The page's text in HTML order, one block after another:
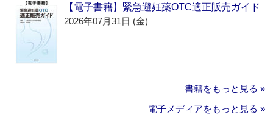
【電子書籍】緊急避妊薬OTC適正販売ガイド
2026年07月31日 (金)
書籍をもっと見る »
電子メディアをもっと見る »